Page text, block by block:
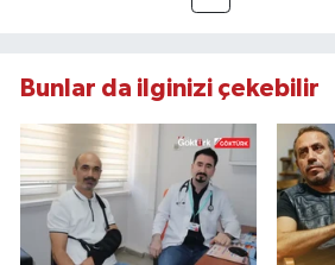
Bunlar da ilginizi çekebilir